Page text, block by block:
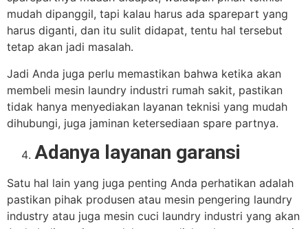
mudah dipanggil, tapi kalau harus ada sparepart yang
harus diganti, dan itu sulit didapat, tentu hal tersebut
tetap akan jadi masalah.
Jadi Anda juga perlu memastikan bahwa ketika akan
membeli mesin laundry industri rumah sakit, pastikan
tidak hanya menyediakan layanan teknisi yang mudah
dihubungi, juga jaminan ketersediaan spare partnya.
Adanya layanan garansi
Satu hal lain yang juga penting Anda perhatikan adalah
pastikan pihak produsen atau mesin pengering laundry
industry atau juga mesin cuci laundry industri yang akan